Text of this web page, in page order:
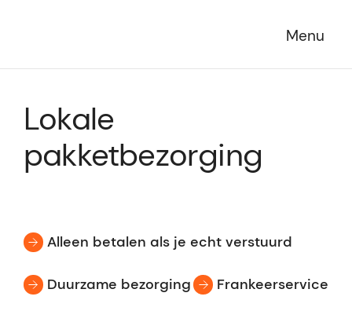
Menu
Lokale
pakketbezorging
Alleen betalen als je echt verstuurd
Duurzame bezorging Frankeerservice